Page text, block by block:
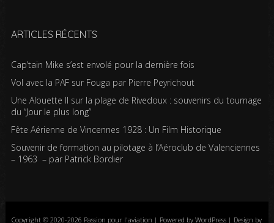
ARTICLES RÉCENTS
Cap’tain Mike s’est envolé pour la dernière fois
Vol avec la PAF sur Fouga par Pierre Peyrichout
Une Alouette II sur la plage de Rivedoux : souvenirs du tournage
du “Jour le plus long”
Fête Aérienne de Vincennes 1928 : Un Film Historique
Souvenir de formation au pilotage à l’Aéroclub de Valenciennes
– 1963 – par Patrick Bordier
Copyright © 2020-2026 Passion pour l'aviation | Powered by WordPress | Design by